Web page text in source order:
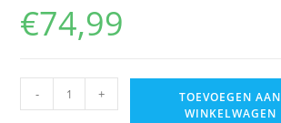
€74,99
- +
TOEVOEGEN AAN
WINKELWAGEN